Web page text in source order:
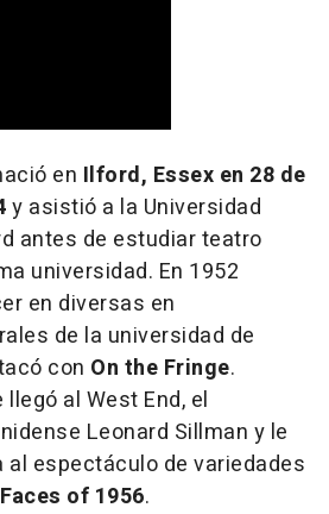
en Ilford, Essex en 28 de
y asistió a la Universidad
antes de estudiar teatro
universidad. En 1952
en diversas en
de la universidad de
con On the Fringe.
al West End, el
Leonard Sillman y le
al espectáculo de variedades
of 1956.